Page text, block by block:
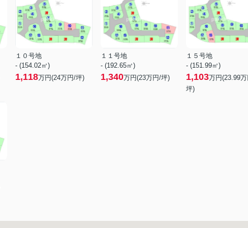
１０号地
- (154.02㎡)
1,118万円(24万円/坪)
１１号地
- (192.65㎡)
1,340万円(23万円/坪)
１５号地
- (151.99㎡)
1,103万円(23.99
坪)